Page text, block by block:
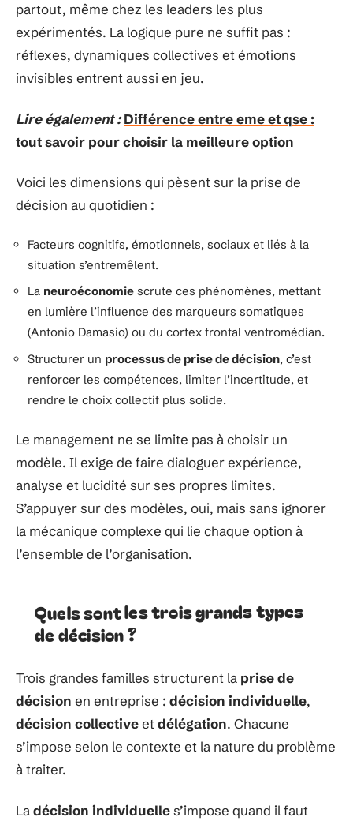
partout, même chez les leaders les plus
expérimentés. La logique pure ne suffit pas :
réflexes, dynamiques collectives et émotions
invisibles entrent aussi en jeu.
Lire également : Différence entre eme et qse :
tout savoir pour choisir la meilleure option
Voici les dimensions qui pèsent sur la prise de
décision au quotidien :
Facteurs cognitifs, émotionnels, sociaux et liés à la
situation s’entremêlent.
La neuroéconomie scrute ces phénomènes, mettant
en lumière l’influence des marqueurs somatiques
(Antonio Damasio) ou du cortex frontal ventromédian.
Structurer un processus de prise de décision, c’est
renforcer les compétences, limiter l’incertitude, et
rendre le choix collectif plus solide.
Le management ne se limite pas à choisir un
modèle. Il exige de faire dialoguer expérience,
analyse et lucidité sur ses propres limites.
S’appuyer sur des modèles, oui, mais sans ignorer
la mécanique complexe qui lie chaque option à
l’ensemble de l’organisation.
Quels sont les trois grands types
de décision ?
Trois grandes familles structurent la prise de
décision en entreprise : décision individuelle,
décision collectiveet délégation. Chacune
s’impose selon le contexte et la nature du problème
à traiter.
Ladécision individuelles’impose quand il faut